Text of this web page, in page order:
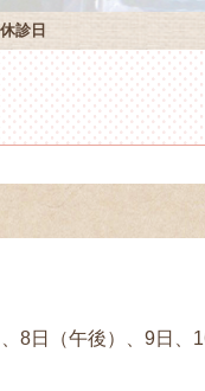
診日
8日（午後）、9日、